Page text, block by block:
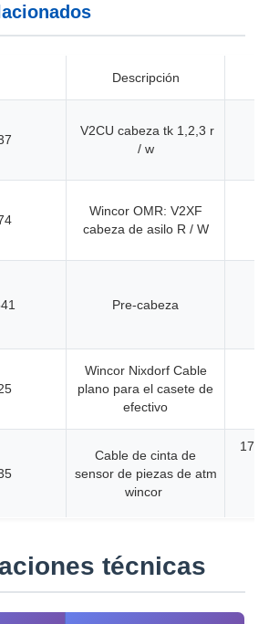
Descripción
V2CU cabeza tk 1,2,3 r
/ w
Wincor OMR: V2XF
cabeza de asilo R / W
Pre-cabeza
Wincor Nixdorf Cable
plano para el casete de
efectivo
Cable de cinta de
sensor de piezas de atm
wincor
técnicas